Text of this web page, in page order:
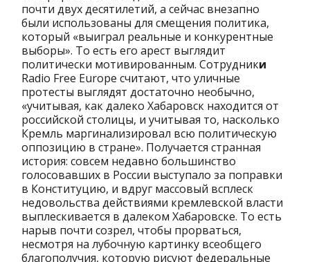
почти двух десятилетий, а сейчас внезапно
были использованы для смещения политика,
который «выиграл реальные и конкурентные
выборы». То есть его арест выглядит
политически мотивированным. Сотрудники
Radio Free Europe считают, что уличные
протесты выглядят достаточно необычно,
«учитывая, как далеко Хабаровск находится от
российской столицы, и учитывая то, насколько
Кремль маргинализировал всю политическую
оппозицию в стране». Получается странная
история: совсем недавно большинство
голосовавших в России выступало за поправки
в Конституцию, и вдруг массовый всплеск
недовольства действиями кремлевской власти
выплескивается в далеком Хабаровске. То есть
нарыв почти созрел, чтобы прорваться,
несмотря на лубочную картинку всеобщего
благополучия, которую рисуют федеральные